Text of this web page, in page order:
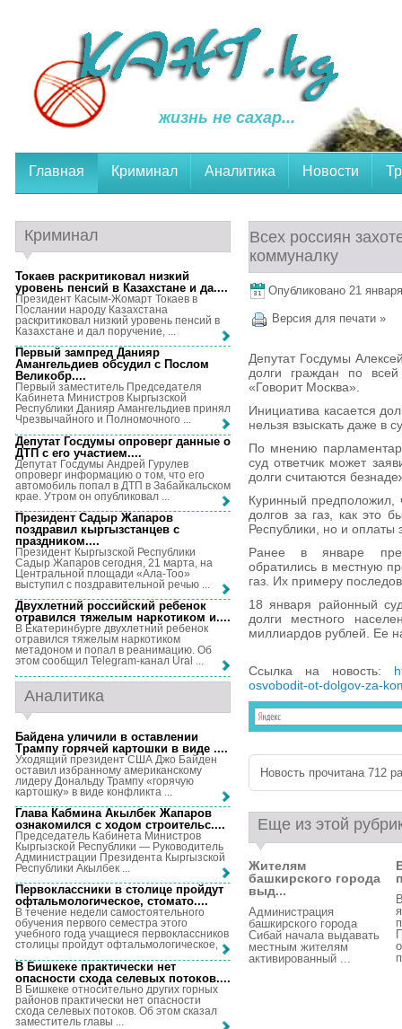
жизнь не сахар...
Главная Криминал Аналитика Новости
Всех россиян
коммуналку
Опубликовано 21
Версия для печати »
Депутат Госдумы
долги граждан по
«Говорит Москва».
Инициатива касается
нельзя взыскать даже в
По мнению
суд ответчик может
долги считаются
Куринный предположил,
долгов за газ, как это
Республики, но и оплаты
Ранее в январе
обратились в местную
газ. Их примеру
18 января районный
долги местного
миллиардов рублей. Ее
Ссылка на новость:
osvobodit-ot-dolgov-za-
Новость прочитана 712
Еще из этой
Жителям
башкирского города
выд...
Администрация
башкирского города
Сибай начала выдавать
местным жителям
активированный ...
Криминал
Токаев раскритиковал низкий
уровень пенсий в Казахстане и да....
Президент Касым-Жомарт Токаев в
Послании народу Казахстана
раскритиковал низкий уровень пенсий в
Казахстане и дал поручение, ...
Первый зампред Данияр
Амангельдиев обсудил с Послом
Великобр....
Первый заместитель Председателя
Кабинета Министров Кыргызской
Республики Данияр Амангельдиев принял
Чрезвычайного и Полномочного ...
Депутат Госдумы опроверг данные о
ДТП с его участием....
Депутат Госдумы Андрей Гурулев
опроверг информацию о том, что его
автомобиль попал в ДТП в Забайкальском
крае. Утром он опубликовал ...
Президент Садыр Жапаров
поздравил кыргызстанцев с
праздником....
Президент Кыргызской Республики
Садыр Жапаров сегодня, 21 марта, на
Центральной площади «Ала-Тоо»
выступил с поздравительной речью ...
Двухлетний российский ребенок
отравился тяжелым наркотиком и....
В Екатеринбурге двухлетний ребенок
отравился тяжелым наркотиком
метадоном и попал в реанимацию. Об
этом сообщил Telegram-канал Ural ...
Аналитика
Байдена уличили в оставлении
Трампу горячей картошки в виде ....
Уходящий президент США Джо Байден
оставил избранному американскому
лидеру Дональду Трампу «горячую
картошку» в виде конфликта ...
Глава Кабмина Акылбек Жапаров
ознакомился с ходом строительс....
Председатель Кабинета Министров
Кыргызской Республики — Руководитель
Администрации Президента Кыргызской
Республики Акылбек ...
Первоклассники в столице пройдут
офтальмологическое, стомато....
В течение недели самостоятельного
обучения первого семестра этого
учебного года учащиеся первоклассников
столицы пройдут офтальмологическое, ...
В Бишкеке практически нет
опасности схода селевых потоков....
В Бишкеке относительно других горных
районов практически нет опасности
схода селевых потоков. Об этом сказал
заместитель главы ...